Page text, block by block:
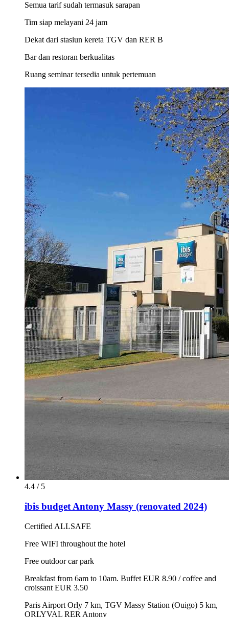
Semua tarif sudah termasuk sarapan
Tim siap melayani 24 jam
Dekat dari stasiun kereta TGV dan RER B
Bar dan restoran berkualitas
Ruang seminar tersedia untuk pertemuan
4.4 / 5
ibis budget Antony Massy (renovated 2024)
Certified ALLSAFE
Free WIFI throughout the hotel
Free outdoor car park
Breakfast from 6am to 10am. Buffet EUR 8.90 / coffee and
croissant EUR 3.50
Paris Airport Orly 7 km, TGV Massy Station (Ouigo) 5 km,
ORLYVAL RER Antony